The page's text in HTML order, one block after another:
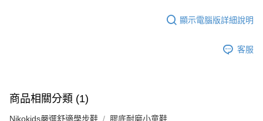
顯示電腦版詳細說明
客服
商品相關分類 (1)
Nikokids嚴選舒適學步鞋 膠底耐磨小童鞋